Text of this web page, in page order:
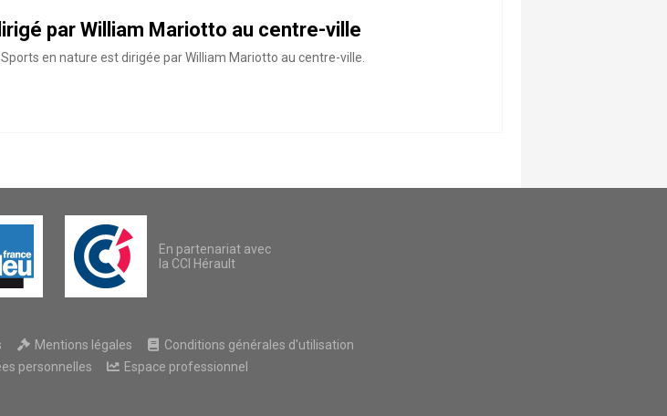
par William Mariotto au centre-ville
en nature est dirigée par William Mariotto au centre-ville.
En partenariat avec
la CCI Hérault
Mentions légales
Conditions générales d'utilisation
personnelles
Espace professionnel